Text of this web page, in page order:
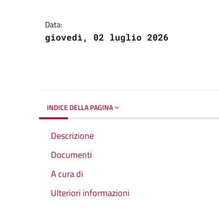
Data:
giovedì, 02 luglio 2026
INDICE DELLA PAGINA
Descrizione
Documenti
A cura di
Ulteriori informazioni